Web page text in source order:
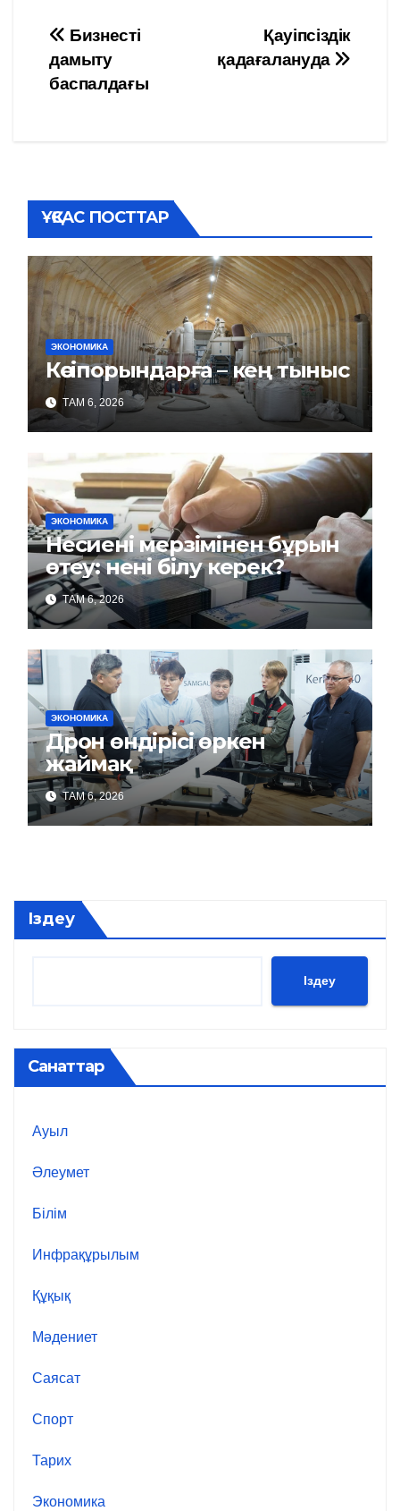
Навигация
по
Қауіпсіздік
қадағалануда
Бизнесті
дамыту
баспалдағы
ҰҚСАС ПОСТТАР
ЭКОНОМИКА
Кәсіпорындарға – кең тыныс
ТАМ 6, 2026
ЭКОНОМИКА
Несиені мерзімінен бұрын
өтеу: нені білу керек?
ТАМ 6, 2026
ЭКОНОМИКА
Дрон өндірісі өркен
жаймақ
ТАМ 6, 2026
Іздеу
Іздеу
Санаттар
Ауыл
Әлеумет
Білім
Инфрақұрылым
Құқық
Мәдениет
Саясат
Спорт
Тарих
Экономика